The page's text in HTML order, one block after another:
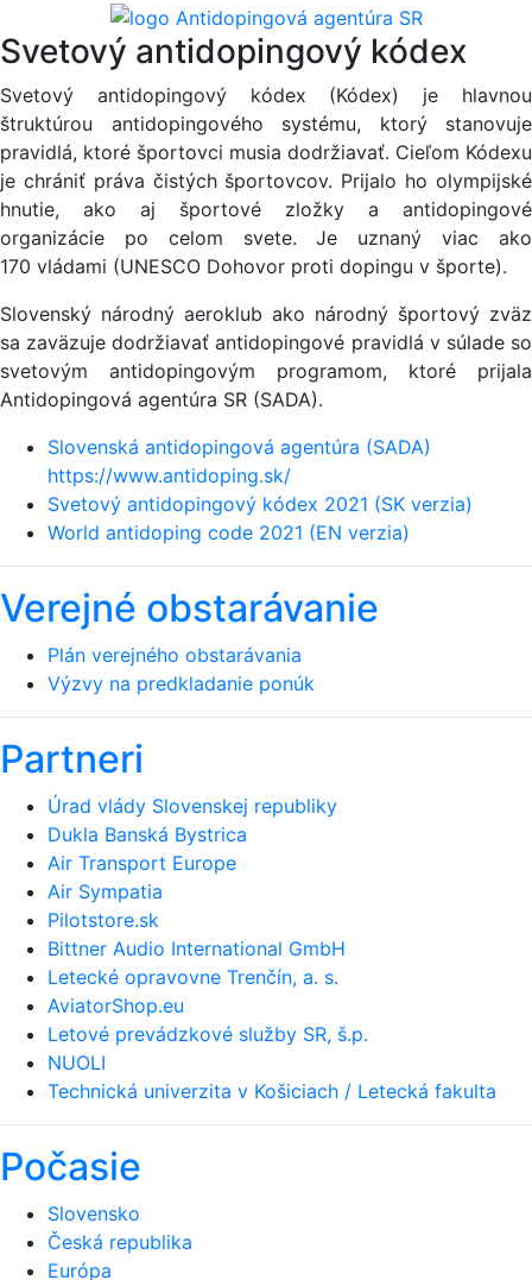
Svetový antidopingový kódex
Svetový antidopingový kódex (Kódex) je hlavnou
štruktúrou antidopingového systému, ktorý stanovuje
pravidlá, ktoré športovci musia dodržiavať. Cieľom Kódexu
je chrániť práva čistých športovcov. Prijalo ho olympijské
hnutie, ako aj športové zložky a antidopingové
organizácie po celom svete. Je uznaný viac ako
170 vládami (UNESCO Dohovor proti dopingu v športe).
Slovenský národný aeroklub ako národný športový zväz
sa zaväzuje dodržiavať antidopingové pravidlá v súlade so
svetovým antidopingovým programom, ktoré prijala
Antidopingová agentúra SR (SADA).
Slovenská antidopingová agentúra (SADA)
https://www.antidoping.sk/
Svetový antidopingový kódex 2021 (SK verzia)
World antidoping code 2021 (EN verzia)
Verejné obstarávanie
Plán verejného obstarávania
Výzvy na predkladanie ponúk
Partneri
Úrad vlády Slovenskej republiky
Dukla Banská Bystrica
Air Transport Europe
Air Sympatia
Pilotstore.sk
Bittner Audio International GmbH
Letecké opravovne Trenčín, a. s.
AviatorShop.eu
Letové prevádzkové služby SR, š.p.
NUOLI
Technická univerzita v Košiciach / Letecká fakulta
Počasie
Slovensko
Česká republika
Európa